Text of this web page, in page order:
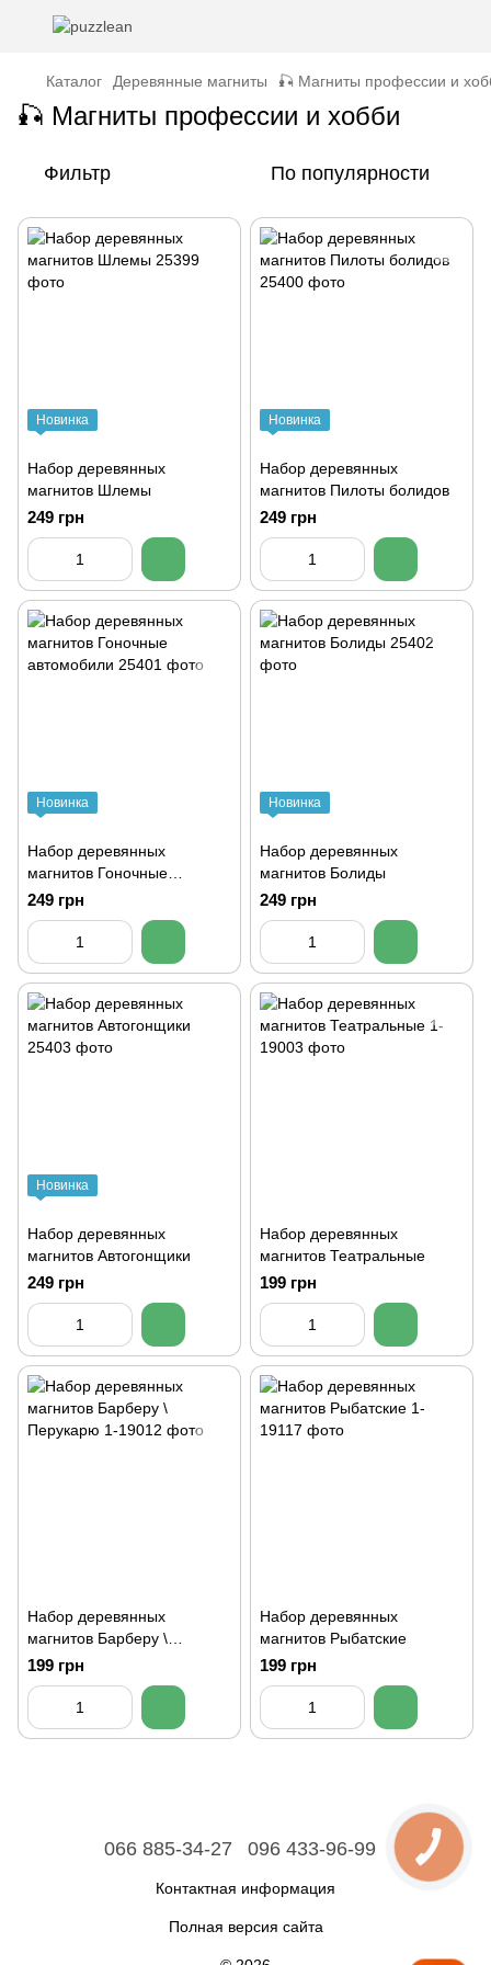
Каталог Деревянные магниты 🎣 Магниты профессии и
🎣 Магниты профессии и хобби
Фильтр По популярности
Новинка
Набор деревянных
магнитов Шлемы
249 грн
Новинка
Набор деревянных
магнитов Пилоты болидов
249 грн
Новинка
Набор деревянных
магнитов Гоночные
автомобили
249 грн
Новинка
Набор деревянных
магнитов Болиды
249 грн
Новинка
Набор деревянных
магнитов Автогонщики
249 грн
Набор деревянных
магнитов Театральные
199 грн
Набор деревянных
магнитов Барберу \
Перукарю
199 грн
Набор деревянных
магнитов Рыбатские
199 грн
066 885-34-27 096 433-96-99
Контактная информация
Полная версия сайта